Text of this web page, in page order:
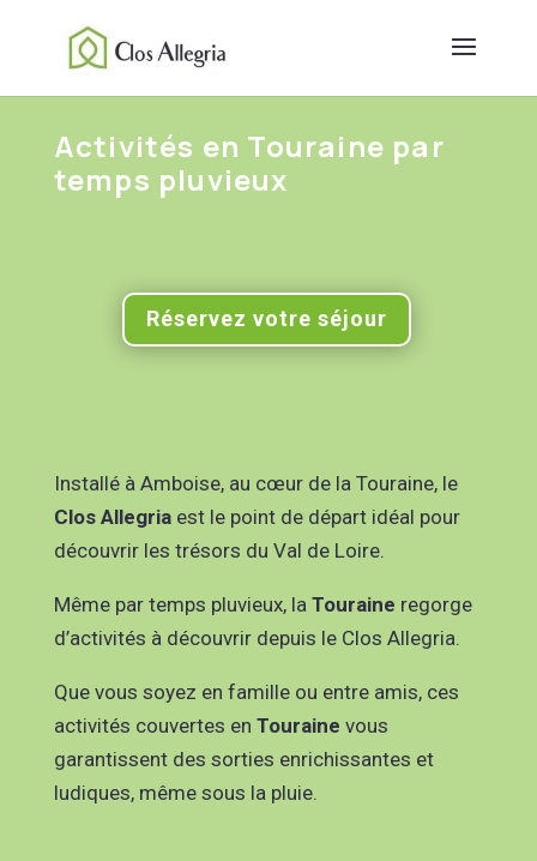
Activités en Touraine par
temps pluvieux
Réservez votre séjour
Installé à Amboise, au cœur de la Touraine, le
Clos Allegriaest le point de départ idéal pour
découvrir les trésors du Val de Loire.
Même par temps pluvieux, la Touraine regorge
d’activités à découvrir depuis le Clos Allegria.
Que vous soyez en famille ou entre amis, ces
activités couvertes en Touraine vous
garantissent des sorties enrichissantes et
ludiques, même sous la pluie.